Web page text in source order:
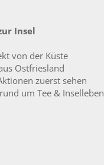
Insel
von der Küste
Ostfriesland
zuerst sehen
um Tee & Inselleben